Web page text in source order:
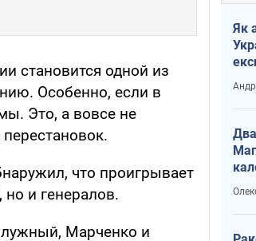
становится одной из
Особенно, если в
Это, а вовсе не
что проигрывает
и генералов.
Марченко и
Як